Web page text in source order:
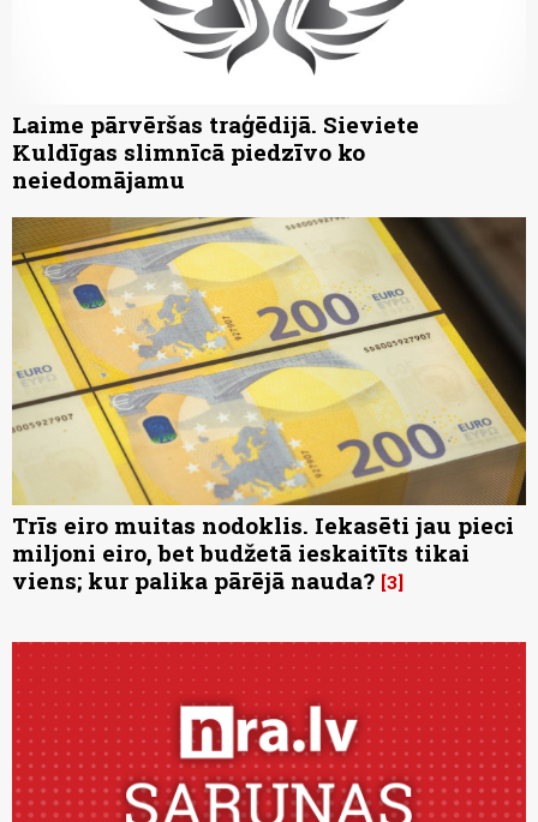
Laime pārvēršas traģēdijā. Sieviete
Kuldīgas slimnīcā piedzīvo ko
neiedomājamu
Trīs eiro muitas nodoklis. Iekasēti jau pieci
miljoni eiro, bet budžetā ieskaitīts tikai
viens; kur palika pārējā nauda? 3